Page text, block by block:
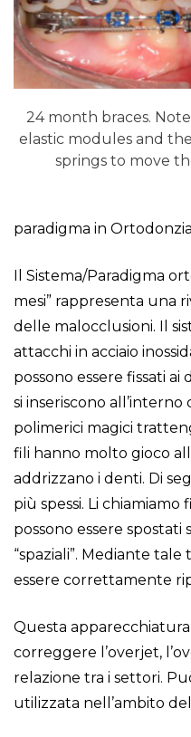
24 month braces.
elastic modules and the
springs to move
paradigma in
Il Sistema/Paradigma
mesi” rappresenta una
delle malocclusioni. Il
attacchi in acciaio
possono essere fissati
si inseriscono
polimerici magici
fili hanno molto gioco
addrizzano i denti. Di
più spessi. Li
possono essere
“spaziali”. Mediante
essere correttamente
Questa
correggere l’overjet,
relazione tra i settori.
utilizzata nell’ambito